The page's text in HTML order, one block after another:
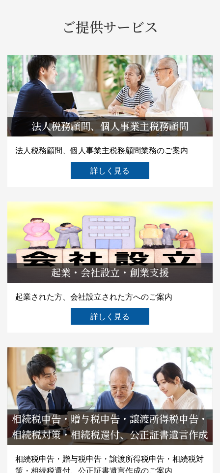
ご提供サービス
法人税務顧問、個人事業主税務顧問
法人税務顧問、個人事業主税務顧問業務のご案内
詳しく見る
起業・会社設立・創業支援
起業された方、会社設立された方へのご案内
詳しく見る
相続税申告・贈与税申告・譲渡所得税申告・
相続税対策・相続税還付、公正証書遺言作成
相続税申告・贈与税申告・譲渡所得税申告・相続税対
策・相続税還付、公正証書遺言作成のご案内